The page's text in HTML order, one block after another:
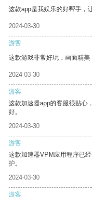
这款app是我娱乐的好帮手，
2024-03-30
游客
这款游戏非常好玩，画面精美
2024-03-30
游客
这款加速器app的客服很贴心
好。
2024-03-30
游客
这款加速器VPM应用程序已
护。
2024-03-30
游客